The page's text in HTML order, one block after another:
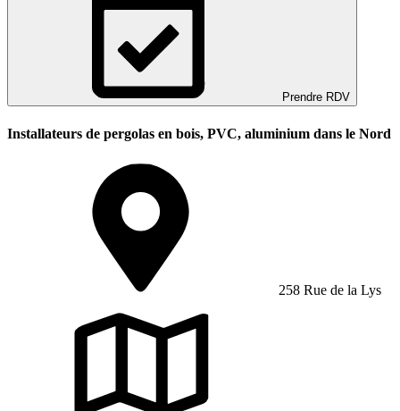
Prendre RDV
Installateurs de pergolas en bois, PVC, aluminium dans le Nord
258 Rue de la Lys